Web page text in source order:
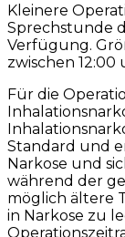
Kleinere
Sprechstunde
Verfügung.
zwischen 12:00
Für die
Standard und
Narkose und
während der
möglich ältere
in Narkose zu